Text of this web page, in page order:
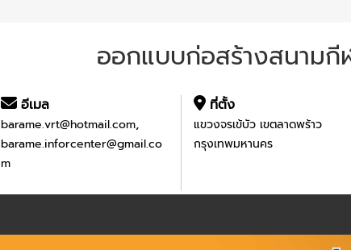
ออกแบบก่อสร้างสนาม
อีเมล
barame.vrt@hotmail.com,
barame.inforcenter@gmail.co
m
ที่ตั้ง
แขวงจรเข้บัว เขตลาดพร้าว
กรุงเทพมหานคร